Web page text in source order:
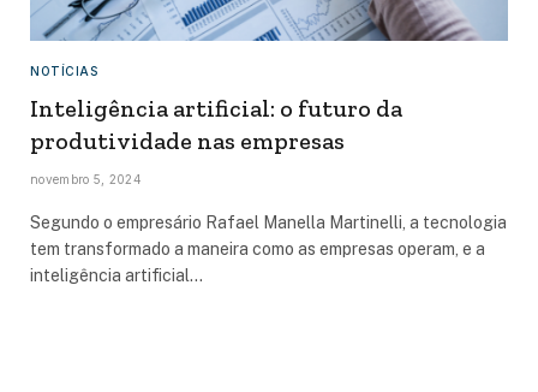
NOTÍCIAS
Inteligência artificial: o futuro da
produtividade nas empresas
novembro 5, 2024
Segundo o empresário Rafael Manella Martinelli, a tecnologia
tem transformado a maneira como as empresas operam, e a
inteligência artificial…